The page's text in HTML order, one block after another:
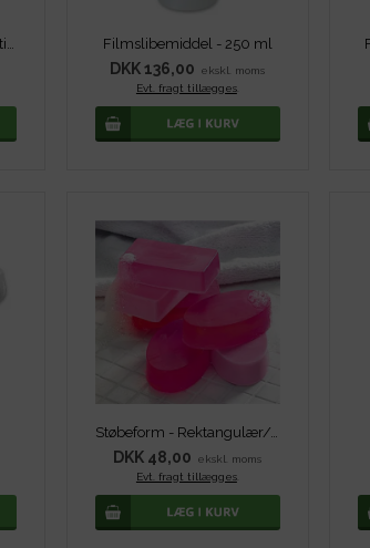
Sæbestøbningsform Maritimt Filmslibemiddel - 250 ml
DKK 136,00
ekskl. moms
Evt. fragt tillægges.
Støbeform - Rektangulær/oval
DKK 48,00
ekskl. moms
Evt. fragt tillægges.